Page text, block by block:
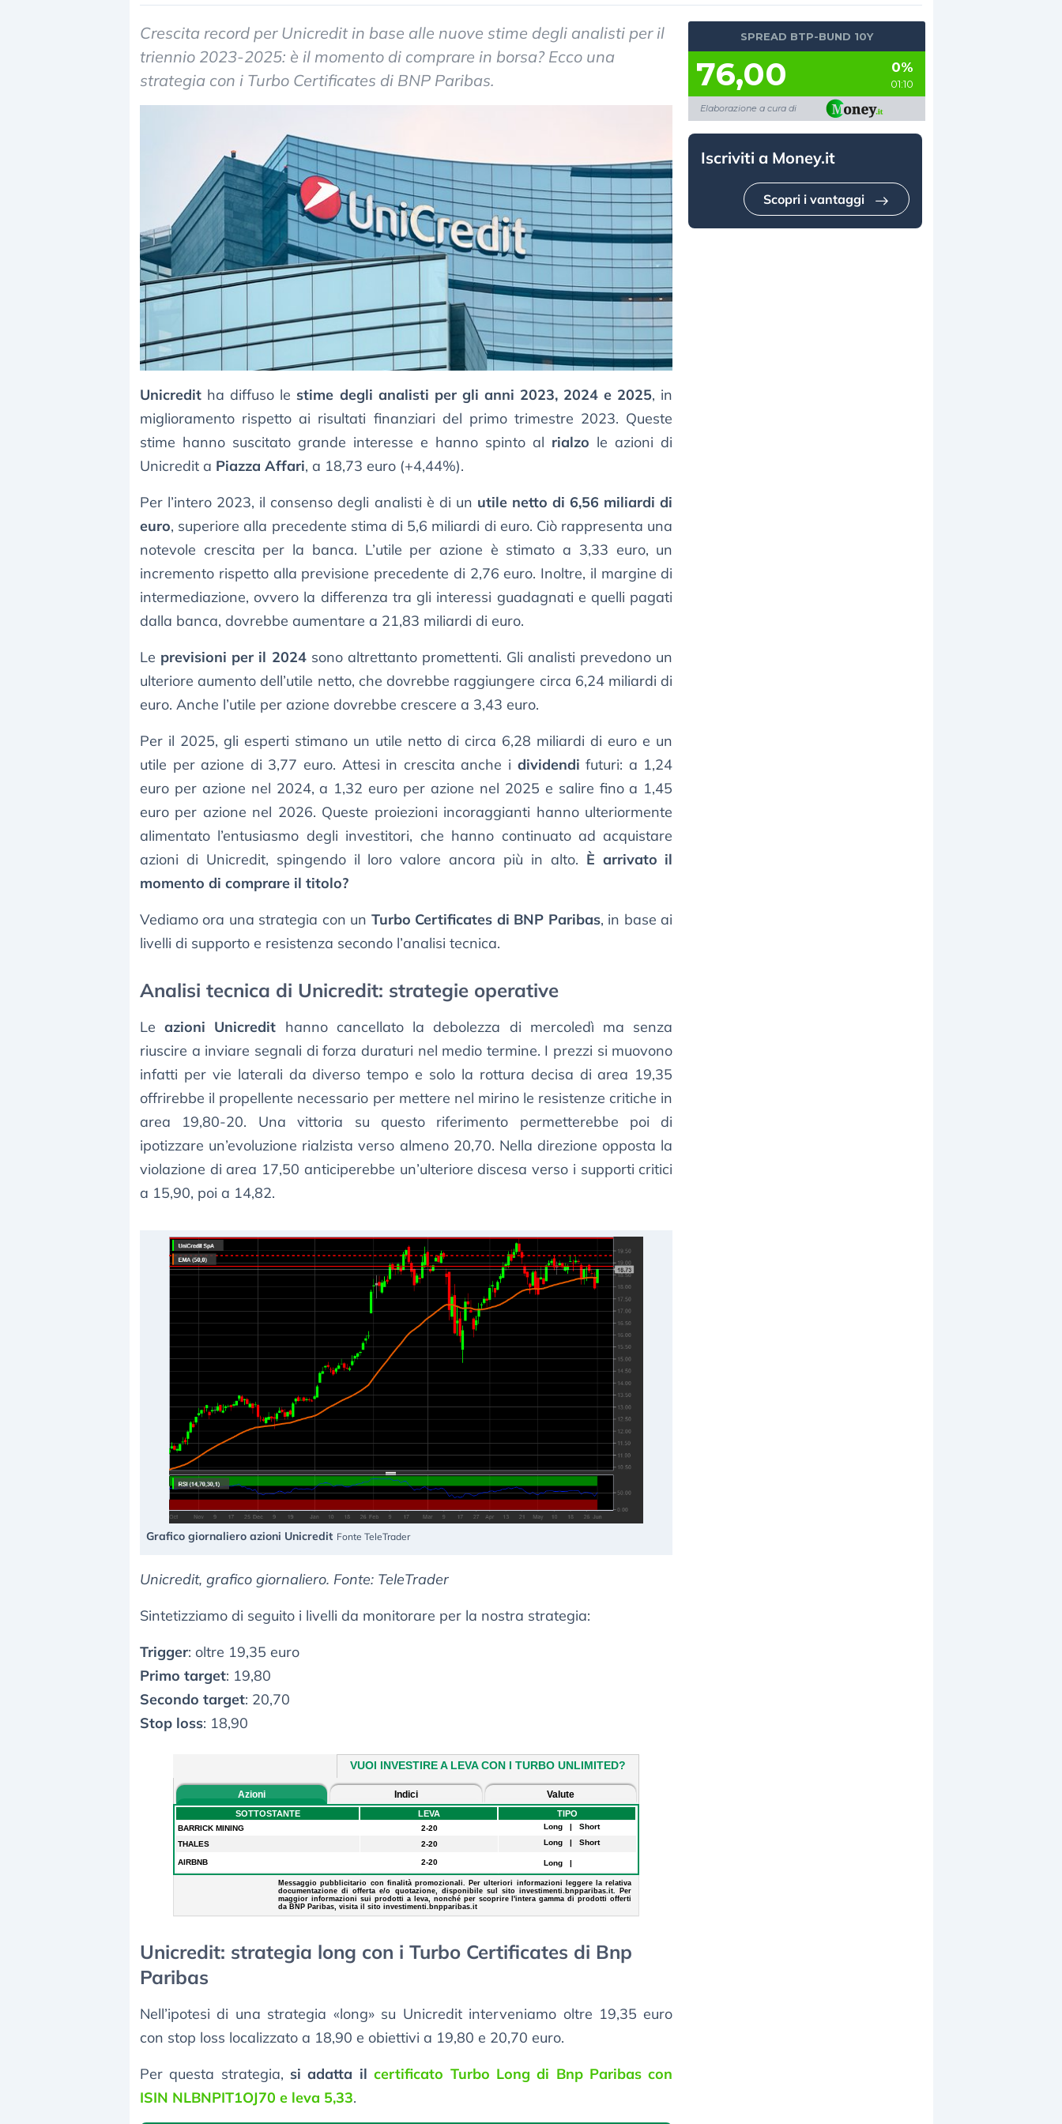
Crescita record per Unicredit in base alle nuove stime degli analisti per il
triennio 2023-2025: è il momento di comprare in borsa? Ecco una
strategia con i Turbo Certificates di BNP Paribas.
Unicredit ha diffuso le stime degli analisti per gli anni 2023, 2024 e 2025, in
miglioramento rispetto ai risultati finanziari del primo trimestre 2023. Queste
stime hanno suscitato grande interesse e hanno spinto al rialzo le azioni di
Unicredit a Piazza Affari, a 18,73 euro (+4,44%).
Per l’intero 2023, il consenso degli analisti è di un utile netto di 6,56 miliardi di
euro, superiore alla precedente stima di 5,6 miliardi di euro. Ciò rappresenta una
notevole crescita per la banca. L’utile per azione è stimato a 3,33 euro, un
incremento rispetto alla previsione precedente di 2,76 euro. Inoltre, il margine di
intermediazione, ovvero la differenza tra gli interessi guadagnati e quelli pagati
dalla banca, dovrebbe aumentare a 21,83 miliardi di euro.
Le previsioni per il 2024sono altrettanto promettenti. Gli analisti prevedono un
ulteriore aumento dell’utile netto, che dovrebbe raggiungere circa 6,24 miliardi di
euro. Anche l’utile per azione dovrebbe crescere a 3,43 euro.
Per il 2025, gli esperti stimano un utile netto di circa 6,28 miliardi di euro e un
utile per azione di 3,77 euro. Attesi in crescita anche i dividendi futuri: a 1,24
euro per azione nel 2024, a 1,32 euro per azione nel 2025 e salire fino a 1,45
euro per azione nel 2026. Queste proiezioni incoraggianti hanno ulteriormente
alimentato l’entusiasmo degli investitori, che hanno continuato ad acquistare
azioni di Unicredit, spingendo il loro valore ancora più in alto. È arrivato il
momento di comprare il titolo?
Vediamo ora una strategia con un Turbo Certificates di BNP Paribas, in base ai
livelli di supporto e resistenza secondo l’analisi tecnica.
Analisi tecnica di Unicredit: strategie operative
Leazioni Unicredit hanno cancellato la debolezza di mercoledì ma senza
riuscire a inviare segnali di forza duraturi nel medio termine. I prezzi si muovono
infatti per vie laterali da diverso tempo e solo la rottura decisa di area 19,35
offrirebbe il propellente necessario per mettere nel mirino le resistenze critiche in
area 19,80-20. Una vittoria su questo riferimento permetterebbe poi di
ipotizzare un’evoluzione rialzista verso almeno 20,70. Nella direzione opposta la
violazione di area 17,50 anticiperebbe un’ulteriore discesa verso i supporti critici
a 15,90, poi a 14,82.
Grafico giornaliero azioni Unicredit Fonte TeleTrader
Unicredit, grafico giornaliero. Fonte: TeleTrader
Sintetizziamo di seguito i livelli da monitorare per la nostra strategia:
Trigger: oltre 19,35 euro
Primo target: 19,80
Secondo target: 20,70
Stop loss: 18,90
Unicredit: strategia long con i Turbo Certificates di Bnp
Paribas
Nell’ipotesi di una strategia «long» su Unicredit interveniamo oltre 19,35 euro
con stop loss localizzato a 18,90 e obiettivi a 19,80 e 20,70 euro.
Per questa strategia, si adatta ilcertificato Turbo Long di Bnp Paribas con
ISIN NLBNPIT1OJ70 e leva 5,33.
SPREAD BTP-BUND 10Y
76,00 0%
01:10
Elaborazione a cura di
Iscriviti a Money.it
Scopri i vantaggi